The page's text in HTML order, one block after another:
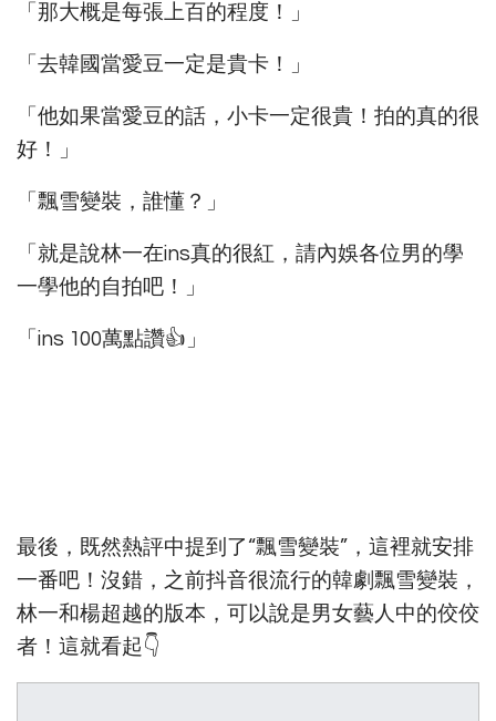
「那大概是每張上百的程度！」
「去韓國當愛豆一定是貴卡！」
「他如果當愛豆的話，小卡一定很貴！拍的真的很
好！」
「飄雪變裝，誰懂？」
「就是說林一在ins真的很紅，請內娛各位男的學
一學他的自拍吧！」
「ins 100萬點讚👍」
最後，既然熱評中提到了“飄雪變裝”，這裡就安排
一番吧！沒錯，之前抖音很流行的韓劇飄雪變裝，
林一和楊超越的版本，可以說是男女藝人中的佼佼
者！這就看起👇